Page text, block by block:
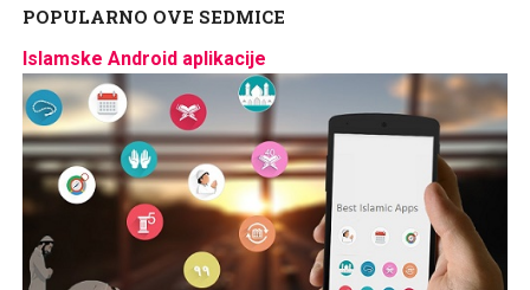
POPULARNO OVE SEDMICE
Islamske Android aplikacije